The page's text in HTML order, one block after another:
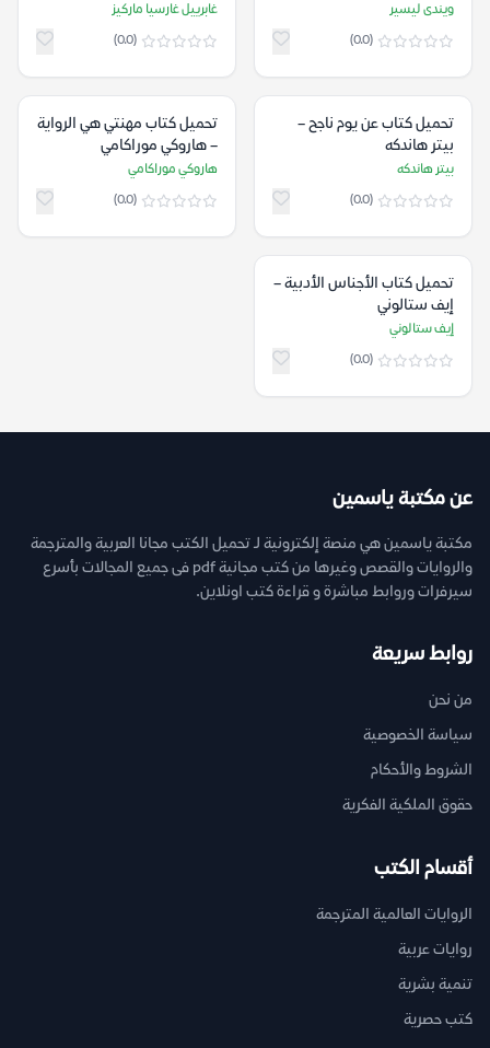
ويندى ليسير
(0.0)
غابرييل غارسيا ماركيز
(0.0)
تحميل كتاب عن يوم ناجح –
بيتر هاندكه
بيتر هاندكه
(0.0)
تحميل كتاب مهنتي هي الرواية
– هاروكي موراكامي
هاروكي موراكامي
(0.0)
تحميل كتاب الأجناس الأدبية –
إيف ستالوني
إيف ستالوني
(0.0)
عن مكتبة ياسمين
مكتبة ياسمين هي منصة إلكترونية لـ تحميل الكتب مجانا العربية والمترجمة
والروايات والقصص وغيرها من كتب مجانية pdf فى جميع المجالات بأسرع
سيرفرات وروابط مباشرة و قراءة كتب اونلاين.
روابط سريعة
من نحن
سياسة الخصوصية
الشروط والأحكام
حقوق الملكية الفكرية
أقسام الكتب
الروايات العالمية المترجمة
روايات عربية
تنمية بشرية
كتب حصرية